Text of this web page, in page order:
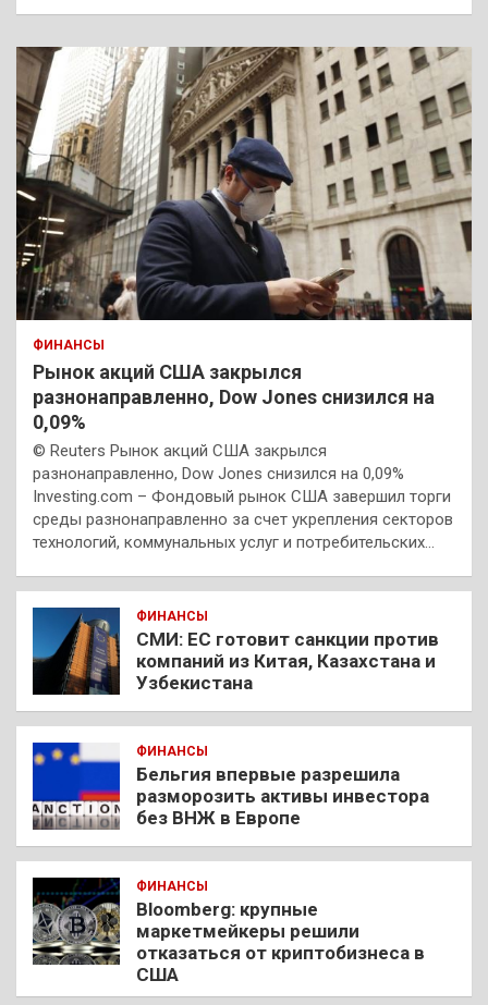
ФИНАНСЫ
Рынок акций США закрылся
разнонаправленно, Dow Jones снизился на
0,09%
© Reuters Рынок акций США закрылся
разнонаправленно, Dow Jones снизился на 0,09%
Investing.com – Фондовый рынок США завершил торги
среды разнонаправленно за счет укрепления секторов
технологий, коммунальных услуг и потребительских…
ФИНАНСЫ
СМИ: ЕС готовит санкции против
компаний из Китая, Казахстана и
Узбекистана
ФИНАНСЫ
Бельгия впервые разрешила
разморозить активы инвестора
без ВНЖ в Европе
ФИНАНСЫ
Bloomberg: крупные
маркетмейкеры решили
отказаться от криптобизнеса в
США